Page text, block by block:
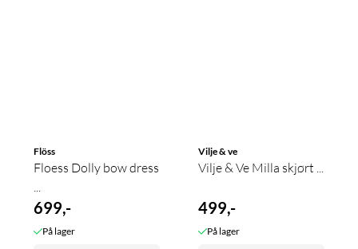
Flöss
Floess Dolly bow dress
699,-
På lager
Vilje & ve
Vilje & Ve Milla skjørt ...
499,-
På lager